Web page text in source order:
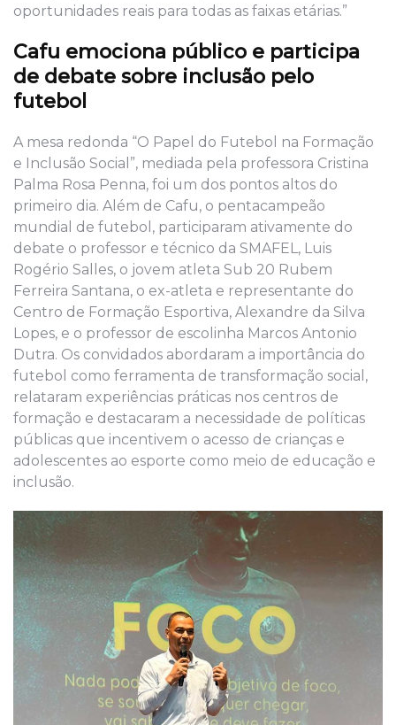
oportunidades reais para todas as faixas etárias.”
Cafu emociona público e participa
de debate sobre inclusão pelo
futebol
A mesa redonda “O Papel do Futebol na Formação
e Inclusão Social”, mediada pela professora Cristina
Palma Rosa Penna, foi um dos pontos altos do
primeiro dia. Além de Cafu, o pentacampeão
mundial de futebol, participaram ativamente do
debate o professor e técnico da SMAFEL, Luis
Rogério Salles, o jovem atleta Sub 20 Rubem
Ferreira Santana, o ex-atleta e representante do
Centro de Formação Esportiva, Alexandre da Silva
Lopes, e o professor de escolinha Marcos Antonio
Dutra. Os convidados abordaram a importância do
futebol como ferramenta de transformação social,
relataram experiências práticas nos centros de
formação e destacaram a necessidade de políticas
públicas que incentivem o acesso de crianças e
adolescentes ao esporte como meio de educação e
inclusão.